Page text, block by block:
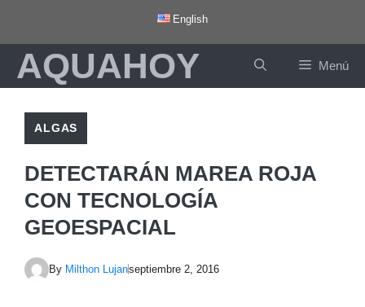
contenido
English
AQUAHOY Menú
ALGAS
DETECTARÁN MAREA ROJA
CON TECNOLOGÍA
GEOESPACIAL
By Milthon Lujanseptiembre 2, 2016